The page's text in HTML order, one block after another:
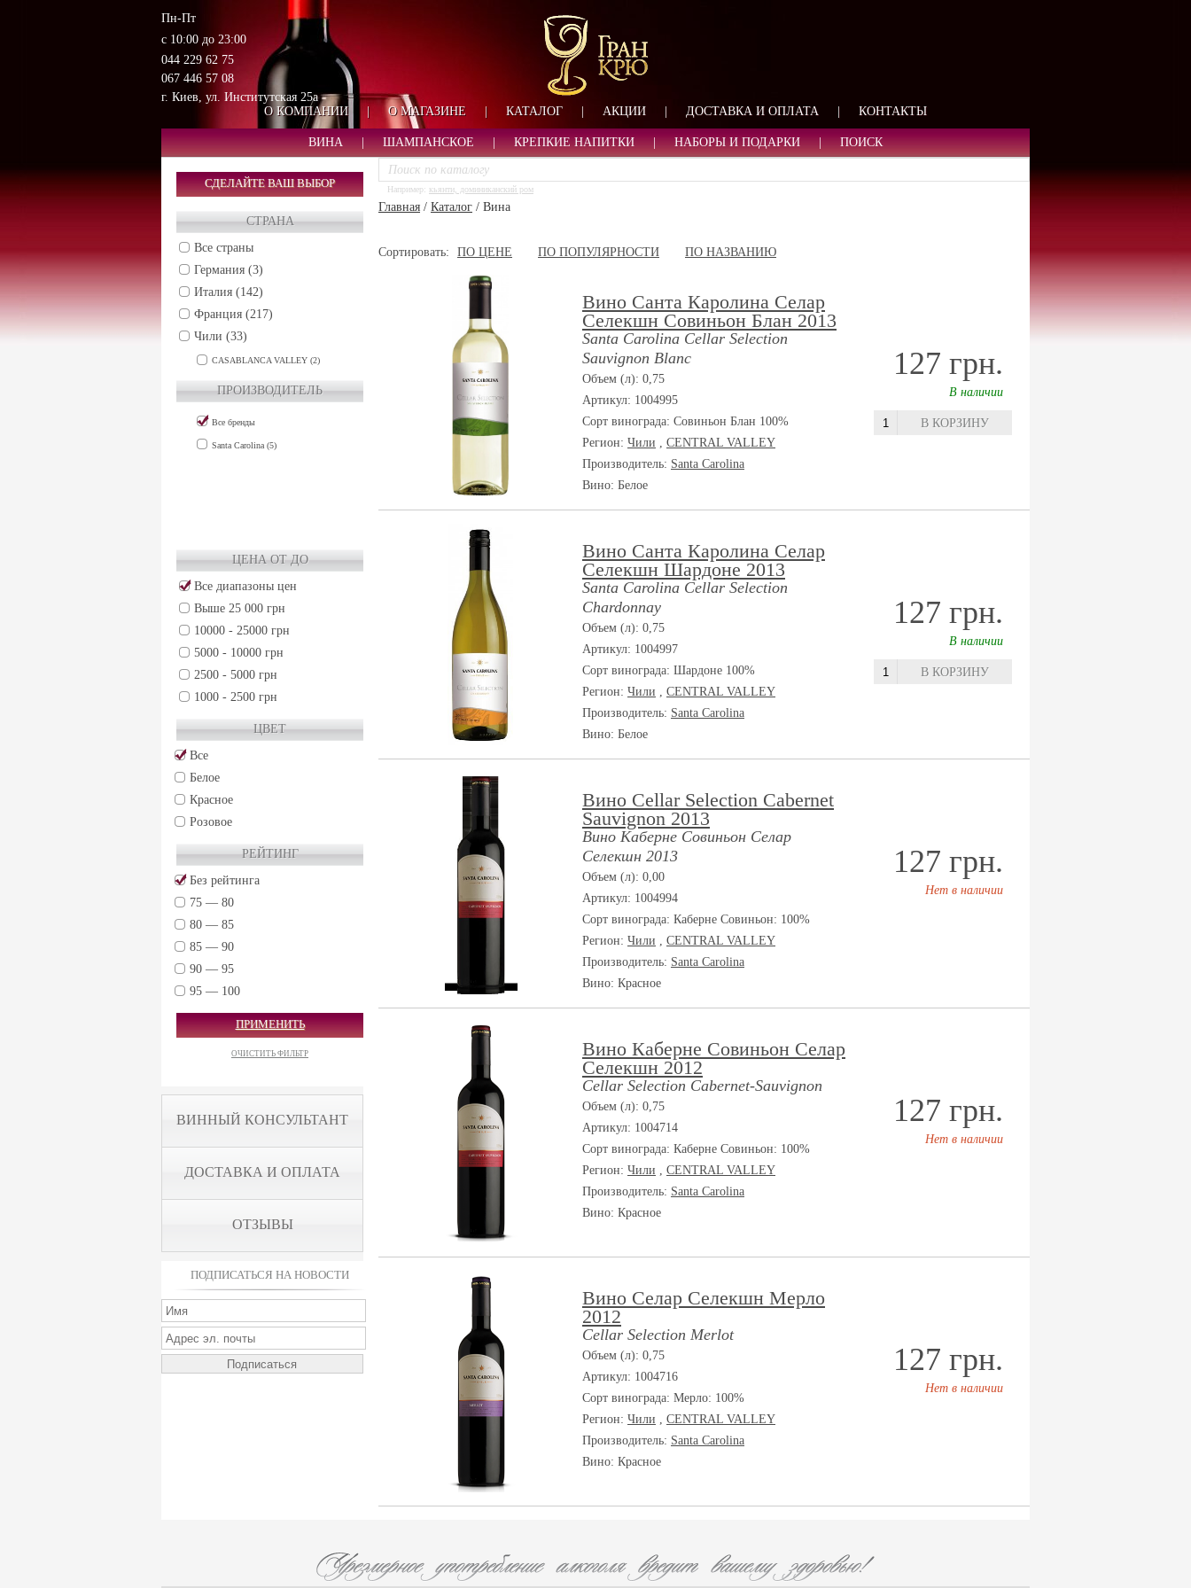
ЛОГИН
ЗАПОМНИТЬ МЕНЯ
ВАШЕ ИМЯ:
ТЕЛЕФОН:
ИМЯ
Пн-Пт
с 10:00 до 23:00
044 229 62 75
067 446 57 08
г. Киев, ул. Институтская 25а
О КОМПАНИИ
| О МАГАЗИНЕ | КАТАЛОГ АКЦИИ ДОСТАВКА И ОПЛАТА КОНТАКТЫ
ВИНА ШАМПАНСКОЕ КРЕПКИЕ НАПИТКИ НАБОРЫ И ПОДАРКИ ПОИСК
СДЕЛАЙТЕ ВАШ ВЫБОР
СТРАНА
Все страны
Германия (3)
Италия (142)
Франция (217)
Чили (33)
CASABLANCA VALLEY (2)
MAIPO VALLEY (12)
MAULE VALLEY (3)
ПРОИЗВОДИТЕЛЬ
Все бренды
Santa Carolina (5)
ЦЕНА ОТ ДО
Все диапазоны цен
Выше 25 000 грн
10000 - 25000 грн
5000 - 10000 грн
2500 - 5000 грн
1000 - 2500 грн
250 - 500 грн
50 - 250 грн
ЦВЕТ
Все
Белое
Красное
Розовое
РЕЙТИНГ
Без рейтинга
75 — 80
80 — 85
85 — 90
90 — 95
95 — 100
ПРИМЕНИТЬ
ОЧИСТИТЬ ФИЛЬТР
ВИННЫЙ КОНСУЛЬТАНТ
ДОСТАВКА И ОПЛАТА
ОТЗЫВЫ
ПОДПИСАТЬСЯ НА НОВОСТИ
Например: кьянти, доминиканский ром
Главная / Каталог / Вина
Сортировать: ПО ЦЕНЕ ПО ПОПУЛЯРНОСТИ ПО НАЗВАНИЮ
Вино Санта Каролина Селар
Селекшн Совиньон Блан 2013
Santa Carolina Cellar Selection
Sauvignon Blanc
Объем (л): 0,75
Артикул: 1004995
Сорт винограда: Совиньон Блан 100%
Регион: Чили , CENTRAL VALLEY
Производитель: Santa Carolina
Вино: Белое
127 грн.
В наличии
В КОРЗИНУ
Вино Санта Каролина Селар
Селекшн Шардоне 2013
Santa Carolina Cellar Selection
Chardonnay
Объем (л): 0,75
Артикул: 1004997
Сорт винограда: Шардоне 100%
Регион: Чили , CENTRAL VALLEY
Производитель: Santa Carolina
Вино: Белое
127 грн.
В наличии
В КОРЗИНУ
Вино Cellar Selection Cabernet
Sauvignon 2013
Вино Каберне Совиньон Селар
Селекшн 2013
Объем (л): 0,00
Артикул: 1004994
Сорт винограда: Каберне Совиньон: 100%
Регион: Чили , CENTRAL VALLEY
Производитель: Santa Carolina
Вино: Красное
127 грн.
Нет в наличии
Вино Каберне Совиньон Селар
Селекшн 2012
Cellar Selection Cabernet-Sauvignon
Объем (л): 0,75
Артикул: 1004714
Сорт винограда: Каберне Совиньон: 100%
Регион: Чили , CENTRAL VALLEY
Производитель: Santa Carolina
Вино: Красное
127 грн.
Нет в наличии
Вино Селар Селекшн Мерло
2012
Cellar Selection Merlot
Объем (л): 0,75
Артикул: 1004716
Сорт винограда: Мерло: 100%
Регион: Чили , CENTRAL VALLEY
Производитель: Santa Carolina
Вино: Красное
127 грн.
Нет в наличии